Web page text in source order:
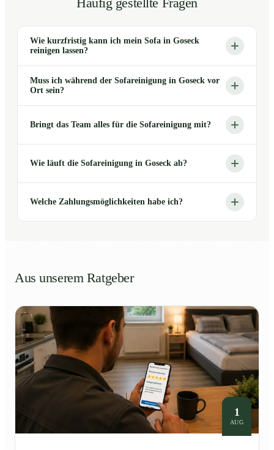
Häufig gestellte Fragen
Wie kurzfristig kann ich mein Sofa in Goseck
reinigen lassen?
Muss ich während der Sofareinigung in Goseck vor
Ort sein?
Bringt das Team alles für die Sofareinigung mit?
Wie läuft die Sofareinigung in Goseck ab?
Welche Zahlungsmöglichkeiten habe ich?
Aus unserem Ratgeber
1
AUG